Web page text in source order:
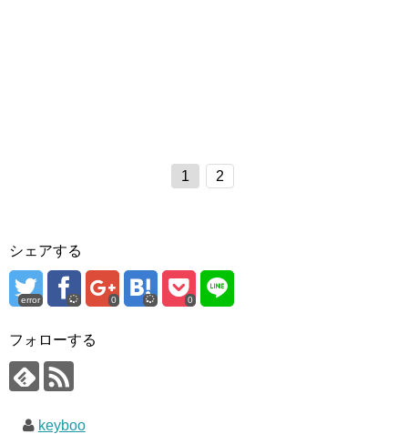
1 2
シェアする
error 0 0
フォローする
keyboo